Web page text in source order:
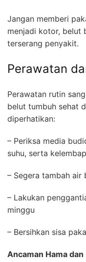
Jangan memberi
menjadi kotor, belut
terserang penyakit.
Perawatan
Perawatan rutin
belut tumbuh sehat
diperhatikan:
– Periksa media
suhu, serta
– Segera tambah air
– Lakukan
minggu
– Bersihkan sisa
Ancaman Hama